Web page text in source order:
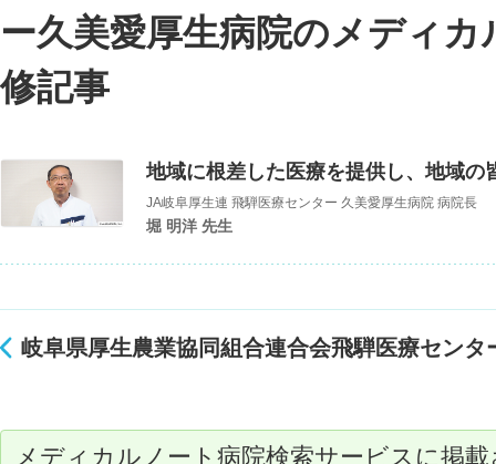
ー久美愛厚生病院のメディ
修記事
地域に根差した医療を提供し、地域の
JA岐阜厚生連 飛騨医療センター 久美愛厚生病院 病院長
堀 明洋 先生
岐阜県厚生農業協同組合連合会飛騨医療センタ
メディカルノート病院検索サービスに掲